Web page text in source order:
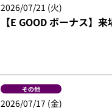
2026/07/21 (火)
【E GOOD ボーナス】
その他
2026/07/17 (金)